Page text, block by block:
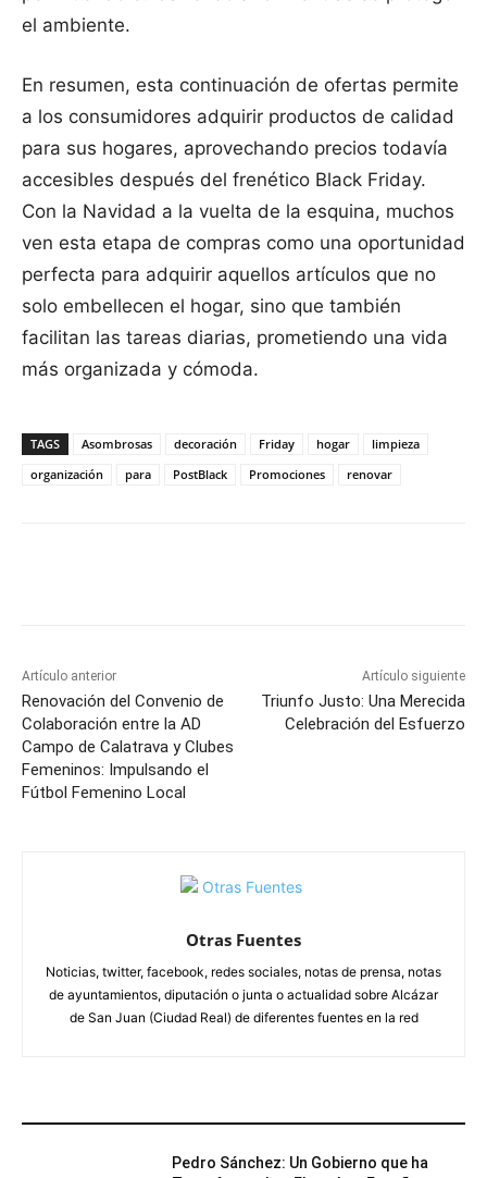
el ambiente.
En resumen, esta continuación de ofertas permite
a los consumidores adquirir productos de calidad
para sus hogares, aprovechando precios todavía
accesibles después del frenético Black Friday.
Con la Navidad a la vuelta de la esquina, muchos
ven esta etapa de compras como una oportunidad
perfecta para adquirir aquellos artículos que no
solo embellecen el hogar, sino que también
facilitan las tareas diarias, prometiendo una vida
más organizada y cómoda.
TAGS Asombrosas decoración Friday hogar
limpieza
organización
para PostBlack Promociones renovar
Artículo anterior
Renovación del Convenio de
Colaboración entre la AD
Campo de Calatrava y Clubes
Femeninos: Impulsando el
Fútbol Femenino Local
Artículo siguiente
Triunfo Justo: Una Merecida
Celebración del Esfuerzo
Otras Fuentes
Noticias, twitter, facebook, redes sociales, notas de prensa, notas
de ayuntamientos, diputación o junta o actualidad sobre Alcázar
de San Juan (Ciudad Real) de diferentes fuentes en la red
Pedro Sánchez: Un Gobierno que ha